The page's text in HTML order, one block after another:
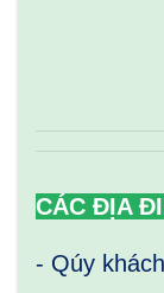
CÁC ĐỊA
- Qúy